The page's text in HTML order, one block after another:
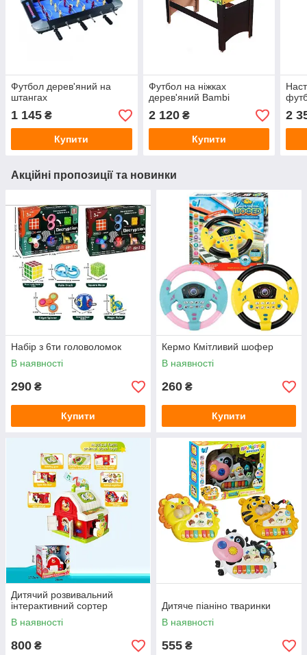
Футбол дерев'яний на
штангах
1 145 ₴
Купити
Футбол на ніжках
дерев'яний Bambi
2 120₴
Купити
2
Акційні пропозиції та новинки
Набір з 6ти головоломок
В наявності
290 ₴
Купити
Кермо Кмітливий шофер
В наявності
260 ₴
Купити
Дитячий розвивальний
інтерактивний сортер
В наявності
800 ₴
Дитяче піаніно тваринки
В наявності
555 ₴